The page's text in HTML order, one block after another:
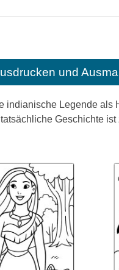
und
indianische Legende als
Geschichte